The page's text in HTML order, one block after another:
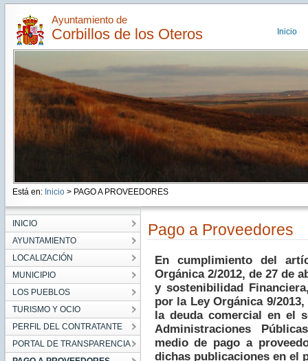
Ayuntamiento de
Corbillos de los Oteros Inicio
Está en: Inicio > PAGO A PROVEEDORES
INICIO
AYUNTAMIENTO
LOCALIZACIÓN
MUNICIPIO
LOS PUEBLOS
TURISMO Y OCIO
PERFIL DEL CONTRATANTE
PORTAL DE TRANSPARENCIA
Pago a Proveedores
En cumplimiento del
Orgánica 2/2012, de 27 de
y sostenibilidad
por la Ley Orgánica 9/
la deuda comercial en el
Administraciones
medio de pago a
dichas publicaciones en el